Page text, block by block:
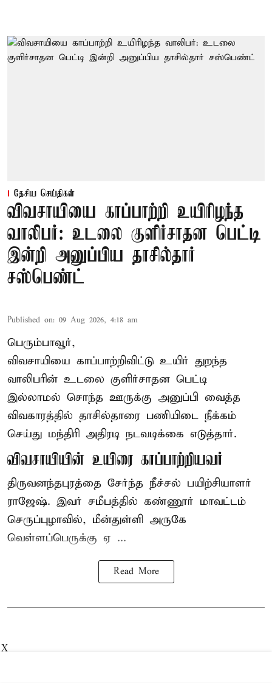
தேசிய செய்திகள்
விவசாயியை காப்பாற்றி உயிரிழந்த
வாலிபர்: உடலை குளிர்சாதன பெட்டி
இன்றி அனுப்பிய தாசில்தார்
சஸ்பெண்ட்
Published on: 09 Aug 2026, 4:18 am
பெரும்பாவூர்,
விவசாயியை காப்பாற்றிவிட்டு உயிர் துறந்த
வாலிபரின் உடலை குளிர்சாதன பெட்டி
இல்லாமல் சொந்த ஊருக்கு அனுப்பி வைத்த
விவகாரத்தில் தாசில்தாரை பணியிடை நீக்கம்
செய்து மந்திரி அதிரடி நடவடிக்கை எடுத்தார்.
விவசாயியின் உயிரை காப்பாற்றியவர்
திருவனந்தபுரத்தை சேர்ந்த நீச்சல் பயிற்சியாளர்
ராஜேஷ். இவர் சமீபத்தில் கண்ணூர் மாவட்டம்
செருப்புழாவில், மீன்துள்ளி அருகே
வெள்ளப்பெருக்கு ஏ ...
Read More
X